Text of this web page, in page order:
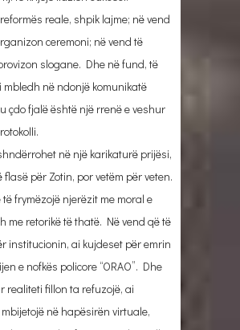
reale, shpik lajme; në vend
ceremoni; në vend të
slogane. Dhe në fund, të
mbledh në ndonjë komunikatë
çdo fjalë është një rrenë e veshur
në një karikaturë prijësi,
flasë për Zotin, por vetëm për veten.
të frymëzojë njerëzit me moral e
me retorikë të thatë. Në vend që të
institucionin, ai kujdeset për emrin
e nofkës policore “ORAO”. Dhe
realiteti fillon ta refuzojë, ai
në hapësirën virtuale,